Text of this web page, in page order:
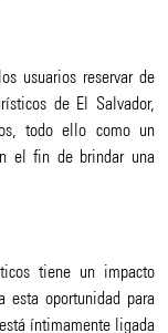
usuarios reservar de
de El Salvador,
todo ello como un
el fin de brindar una
tiene un impacto
esta oportunidad para
íntimamente ligada